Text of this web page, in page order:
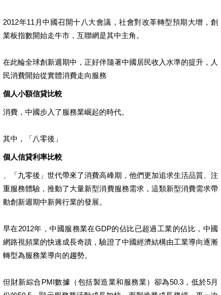
2012年11月中國召開十八大會議，社會對改革轉型預期大增，創
業板指數開始走牛市，互聯網是其中主角。
在此輪全球創新週期中，正好伴隨著中國居民收入水準的提升，人
民消費開始從實體消費走向服務
個人小額信貸比較
消費，中國步入了服務業崛起的時代。
其中，「八零後」
個人信貸利率比較
、「九零後」世代帶來了消費高峰期，他們更加追求生活品質、注
重服務體驗，推動了大量新型消費服務需求，這類新型消費需求帶
動創新週期中新興行業的發展。
早在2012年，中國服務業在GDP的佔比已超過工業的佔比，中國
網路視頻業的快速成長奇蹟，驗證了中國經濟結構由工業導向逐漸
轉型為服務業導向的趨勢。
但財新綜合PMI數據（包括製造業和服務業）卻為50.3，低於5月